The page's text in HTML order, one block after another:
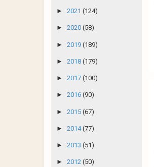
► 2021 (124)
► 2020 (58)
► 2019 (189)
► 2018 (179)
► 2017 (100)
► 2016 (90)
► 2015 (67)
► 2014(77)
► 2013 (51)
► 2012 (50)